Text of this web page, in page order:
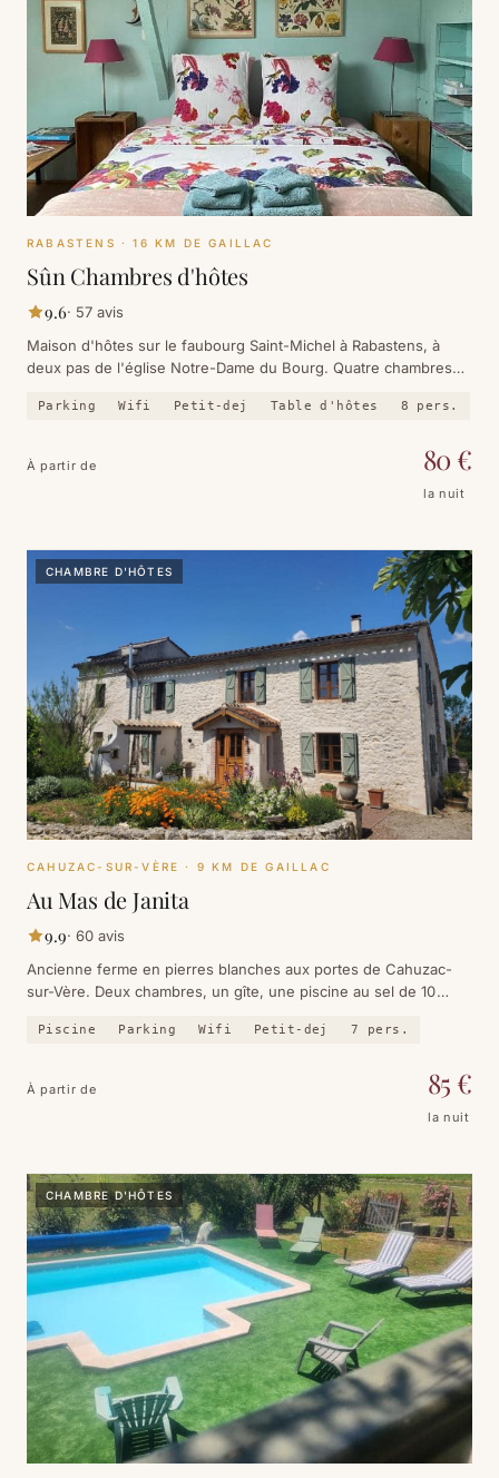
RABASTENS · 16 KM DE GAILLAC
Sûn Chambres d'hôtes
9.6· 57 avis
Maison d'hôtes sur le faubourg Saint-Michel à Rabastens, à
deux pas de l'église Notre-Dame du Bourg. Quatre chambres
d'une fête.
Parking Wifi Petit-dej Table d'hôtes 8 pers.
À partir de 80 €
la nuit
CHAMBRE D'HÔTES
CAHUZAC-SUR-VÈRE · 9 KM DE GAILLAC
Au Mas de Janita
9.9· 60 avis
Ancienne ferme en pierres blanches aux portes de Cahuzac-
sur-Vère. Deux chambres, un gîte, une piscine au sel de 10
village.
Piscine Parking Wifi Petit-dej 7 pers.
À partir de 85 €
la nuit
CHAMBRE D'HÔTES